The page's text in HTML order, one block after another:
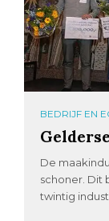
BEDRIJF EN
De
schoner. Dit
twintig